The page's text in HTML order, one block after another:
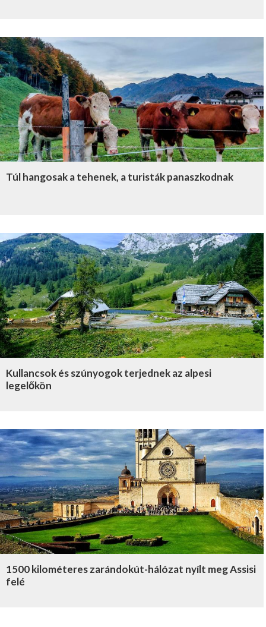
Túl hangosak a tehenek, a turisták panaszkodnak
Kullancsok és szúnyogok terjednek az alpesi
legelőkön
1500 kilométeres zarándokút-hálózat nyílt meg Assisi
felé